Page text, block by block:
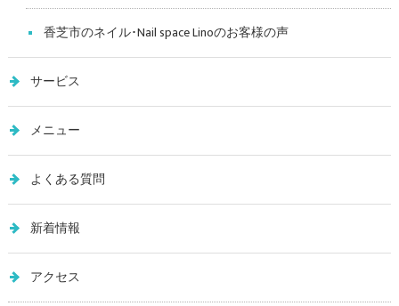
香芝市のネイル･Nail space Linoのお客様の声
サービス
メニュー
よくある質問
新着情報
アクセス